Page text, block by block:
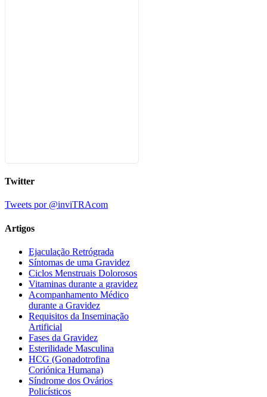
Twitter
Tweets por @inviTRAcom
Artigos
Ejaculação Retrógrada
Síntomas de uma Gravidez
Ciclos Menstruais Dolorosos
Vitaminas durante a gravidez
Acompanhamento Médico
durante a Gravidez
Requisitos da Inseminação
Artificial
Fases da Gravidez
Esterilidade Masculina
HCG (Gonadotrofina
Coriónica Humana)
Síndrome dos Ovários
Policísticos